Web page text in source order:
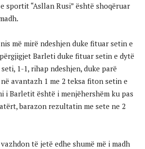
sportit “Asllan Rusi” është shoqëruar
më mirë ndeshjen duke fituar setin e
Barleti duke fituar setin e dytë
1-1, rihap ndeshjen, duke parë
avantazh 1 me 2 teksa fiton setin e
i Barletit është i menjëhershëm ku pas
barazon rezultatin me sete ne 2
të jetë edhe shumë më i madh